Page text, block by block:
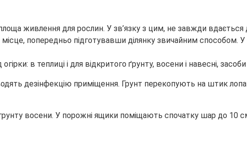
живлення для рослин. У зв’язку з цим, не завжди вдається
попередньо підготувавши ділянку звичайним способом. У
дезінфекцію приміщення. Грунт перекопують на штик
восени. У порожні ящики поміщають спочатку шар до 10